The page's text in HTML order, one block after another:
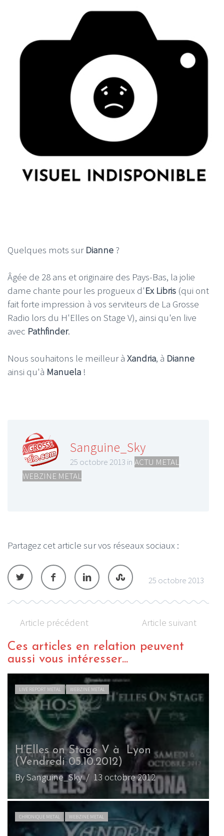
Quelques mots sur Dianne ?
Âgée de 28 ans et originaire des Pays-Bas, la jolie
dame chante pour les progueux d'Ex Libris (qui ont
fait forte impression à vos serviteurs de La Grosse
Radio lors du H'Elles on Stage V), ainsi qu'en live
avec Pathfinder.
Nous souhaitons le meilleur à Xandria, à Dianne
ainsi qu'à Manuela !
Sanguine_Sky
25 octobre 2013 in ACTU METAL
WEBZINE METAL
Partagez cet article sur vos réseaux sociaux :
25 octobre 2013
Article précédent Article suivant
Ces articles en relation peuvent
aussi vous intéresser...
LIVE REPORT METAL WEBZINE METAL
H’Elles on Stage V à Lyon
(Vendredi 05.10.2012)
By Sanguine_Sky/ 13 octobre 2012
CHRONIQUE METAL WEBZINE METAL